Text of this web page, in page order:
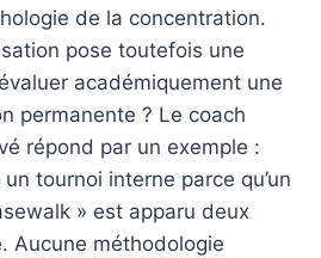
de la concentration.
pose toutefois une
académiquement une
permanente ? Le coach
répond par un exemple :
tournoi interne parce qu’un
» est apparu deux
Aucune méthodologie